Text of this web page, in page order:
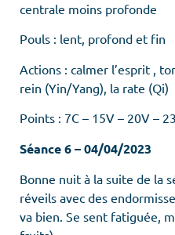
centrale moins profonde
Pouls : lent, profond et fin
Actions : calmer l’esprit ,
rein (Yin/Yang), la rate (Qi)
Points : 7C – 15V – 20V –
Séance 6 – 04/04/2023
Bonne nuit à la suite de la
réveils avec des
va bien. Se sent fatiguée,